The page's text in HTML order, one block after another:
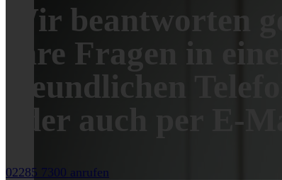
Wir beantworten
Ihre Fragen in
freundlichen
oder auch per E-
02285 7300 anrufen